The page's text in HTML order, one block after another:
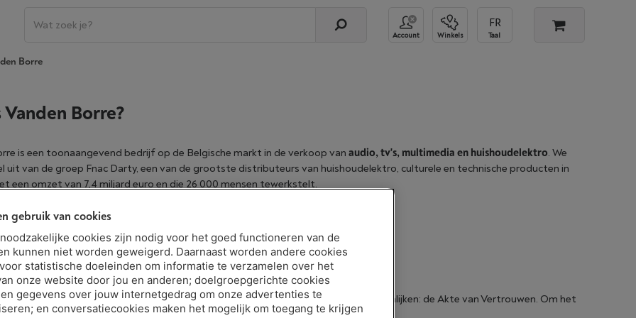
Account Winkels Taal
Borre
Borre?
is een toonaangevend bedrijf op de Belgische markt in de verkoop van audio, tv's, multimedia en huishoudelektro. We
uit van de groep Fnac Darty, een van de grootste distributeurs van huishoudelektro, culturele en technische producten in
een omzet van 7,4 miljard euro en die 26 000 mensen tewerkstelt.
van Vertrouwen
medewerkers zetten zich dagelijks in om de strategie van Vanden Borre te verwezenlijken: de Akte van Vertrouwen. Om het
maken, steunt Vanden Borre op 4 pijlers: prijs, advies, service en duurzaamheid.
gebruik van cookies
cookies zijn nodig voor het goed functioneren van de
kunnen niet worden geweigerd. Daarnaast worden andere cookies
statistische doeleinden om informatie te verzamelen over het
onze website door jou en anderen; doelgroepgerichte cookies
gegevens over jouw internetgedrag om onze advertenties te
en conversatiecookies maken het mogelijk om toegang te krijgen